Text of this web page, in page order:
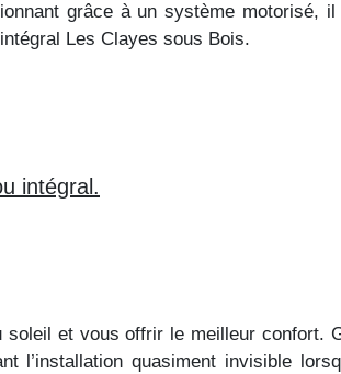
grâce à un système motorisé,
Les Clayes sous Bois.
intégral.
et vous offrir le meilleur confort.
quasiment invisible